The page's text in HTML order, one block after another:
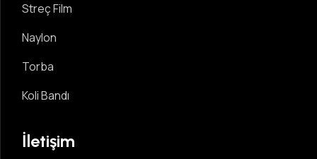
Streç Film
Naylon
Torba
Koli Bandı
İletişim